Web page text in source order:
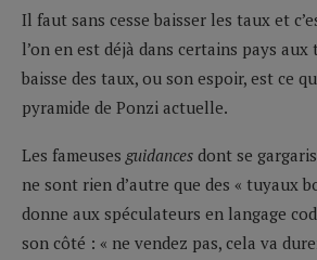
Il faut sans cesse baisser les taux et
l’on en est déjà dans certains pays aux
baisse des taux, ou son espoir, est ce
pyramide de Ponzi actuelle.
Les fameuses guidances dont se
ne sont rien d’autre que des « tuyaux
donne aux spéculateurs en langage
son côté : « ne vendez pas, cela va